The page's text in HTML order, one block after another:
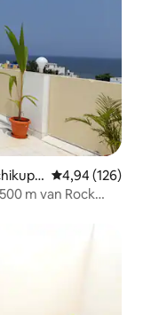
Gemiddelde
4,94 (126)
m van Rock